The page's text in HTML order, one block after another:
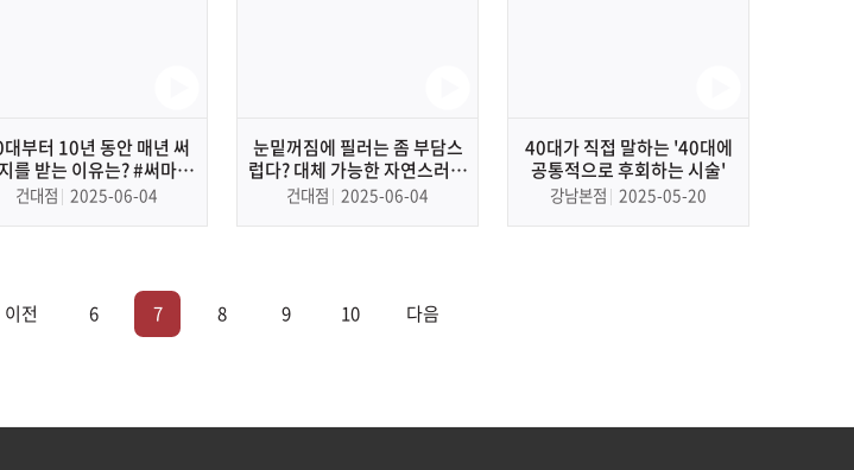
부터 10년 동안 매년 써
를 받는 이유는? #써마지
#통증 #시술효과
건대점 2025-06-04
눈밑꺼짐에 필러는 좀 부담스
럽다? 대체 가능한 자연스러운
레티젠 시술 리얼 후기(필러 X)
건대점 2025-06-04
40대가 직접 말하는 '40대에
공통적으로 후회하는 시술'
강남본점 2025-05-20
이전 6 7 8 9 10 다음